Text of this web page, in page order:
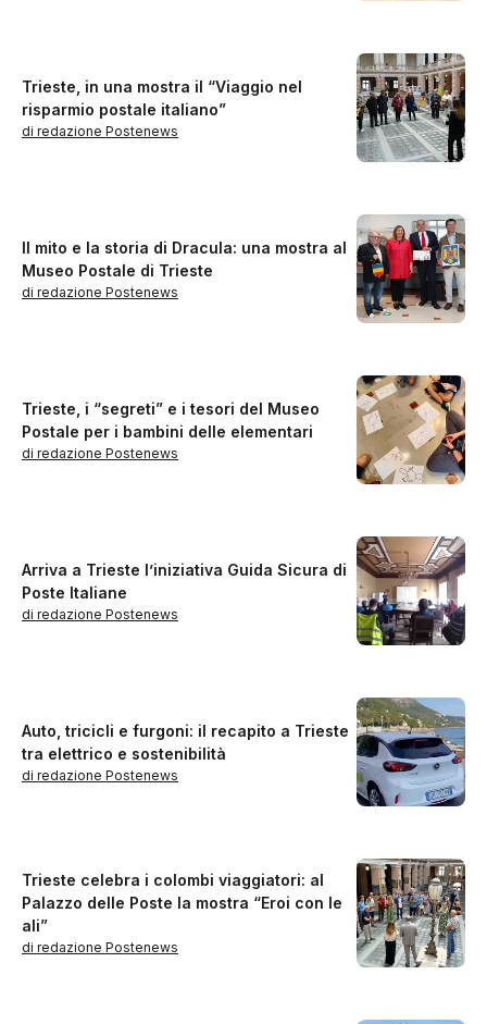
Trieste, in una mostra il “Viaggio nel
risparmio postale italiano”
di redazione Postenews
Il mito e la storia di Dracula: una mostra al
Museo Postale di Trieste
di redazione Postenews
Trieste, i “segreti” e i tesori del Museo
Postale per i bambini delle elementari
di redazione Postenews
Arriva a Trieste l’iniziativa Guida Sicura di
Poste Italiane
di redazione Postenews
Auto, tricicli e furgoni: il recapito a Trieste
tra elettrico e sostenibilità
di redazione Postenews
Trieste celebra i colombi viaggiatori: al
Palazzo delle Poste la mostra “Eroi con le
ali”
di redazione Postenews